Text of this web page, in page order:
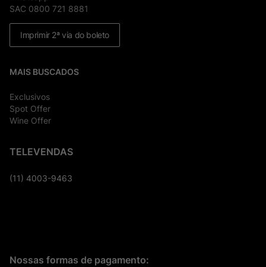
SAC 0800 721 8881
Imprimir 2ª via do boleto
MAIS BUSCADOS
Exclusivos
Spot Offer
Wine Offer
TELEVENDAS
(11) 4003-9463
Nossas formas de pagamento: